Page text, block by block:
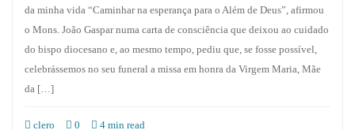
da minha vida “Caminhar na esperança para o Além de Deus”, afirmou
o Mons. João Gaspar numa carta de consciência que deixou ao cuidado
do bispo diocesano e, ao mesmo tempo, pediu que, se fosse possível,
celebrássemos no seu funeral a missa em honra da Virgem Maria, Mãe
da […]
clero 0 4 min read